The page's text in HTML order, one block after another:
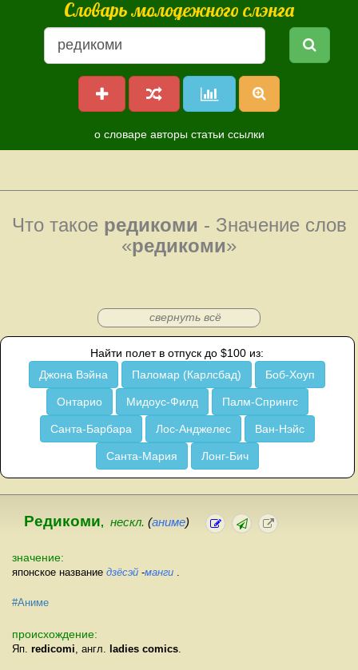
Словарь молодежного слэнга
о словаре авторы статьи ссылки
Что такое редикоми - Значение слов
«редикоми»
свернуть всё
Найти полет в отпуск до $100 из:
Джона Вэйна
Паломар (Карлсбад) Боб-Хоуп
Онтарио Мидоус-Филд Палм-Спрингс
Санта-Барбара Лос-Анджелес Ван-Нэйс
Санта-Мария Лонг-Бич
Редикоми, нескл. (аниме)
значение:
японское название дзёсэй -манги
#Аниме
происхождение:
Яп. redicomi , англ. ladies comics